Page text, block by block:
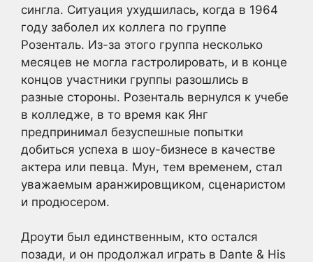
сингла. Ситуация ухудшилась, когда в 1964
году заболел их коллега по группе
Розенталь. Из-за этого группа несколько
месяцев не могла гастролировать, и в конце
концов участники группы разошлись в
разные стороны. Розенталь вернулся к учебе
в колледже, в то время как Янг
предпринимал безуспешные попытки
добиться успеха в шоу-бизнесе в качестве
актера или певца. Мун, тем временем, стал
уважаемым аранжировщиком, сценаристом
и продюсером.
Дроути был единственным, кто остался
позади, и он продолжал играть в Dante & His